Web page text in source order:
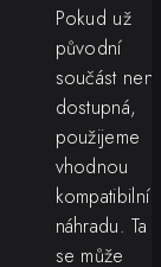
Pokud už
původní
součást není
dostupná,
použijeme
vhodnou
kompatibilní
náhradu. Ta
se může